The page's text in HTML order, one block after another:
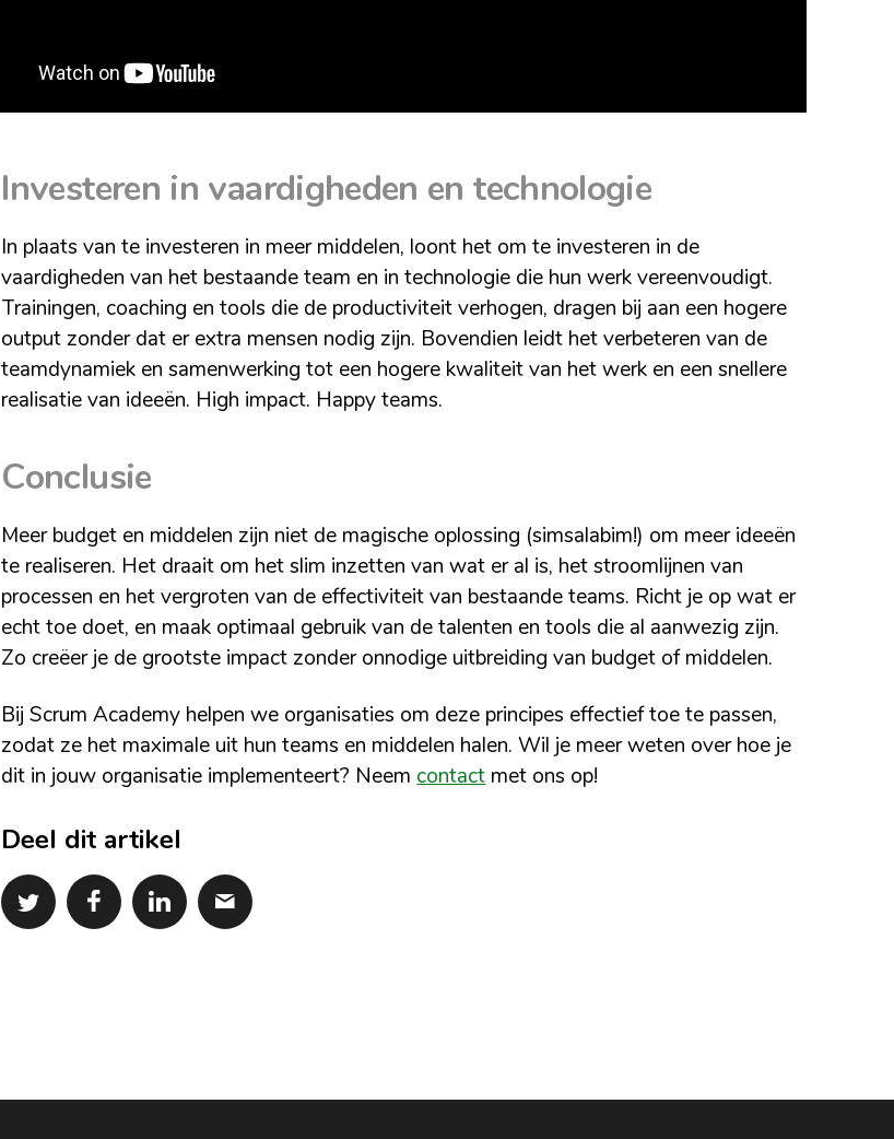
Investeren in vaardigheden en technologie
In plaats van te investeren in meer middelen, loont het om te investeren in de
vaardigheden van het bestaande team en in technologie die hun werk vereenvoudigt.
Trainingen, coaching en tools die de productiviteit verhogen, dragen bij aan een hogere
output zonder dat er extra mensen nodig zijn. Bovendien leidt het verbeteren van de
teamdynamiek en samenwerking tot een hogere kwaliteit van het werk en een snellere
realisatie van ideeën. High impact. Happy teams.
Conclusie
Meer budget en middelen zijn niet de magische oplossing (simsalabim!) om meer ideeën
te realiseren. Het draait om het slim inzetten van wat er al is, het stroomlijnen van
processen en het vergroten van de effectiviteit van bestaande teams. Richt je op wat er
echt toe doet, en maak optimaal gebruik van de talenten en tools die al aanwezig zijn.
Zo creëer je de grootste impact zonder onnodige uitbreiding van budget of middelen.
Bij Scrum Academy helpen we organisaties om deze principes effectief toe te passen,
zodat ze het maximale uit hun teams en middelen halen. Wil je meer weten over hoe je
dit in jouw organisatie implementeert? Neem contact met ons op!
Deel dit artikel